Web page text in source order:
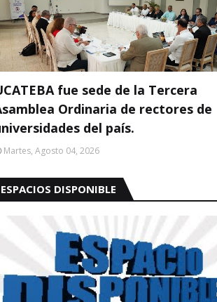
fue sede de la Tercera
Ordinaria de rectores de
del país.
Martes, Agosto 04, 2026
ESPACIOS DISPONIBLE